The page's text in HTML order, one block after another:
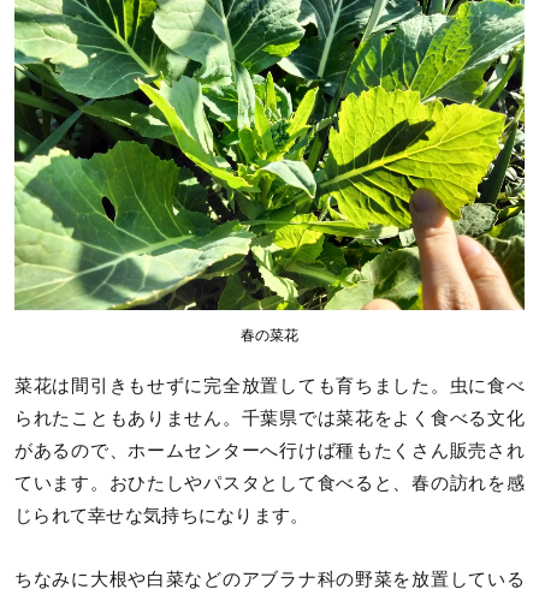
春の菜花
菜花は間引きもせずに完全放置しても育ちました。虫に食べ
られたこともありません。千葉県では菜花をよく食べる文化
があるので、ホームセンターへ行けば種もたくさん販売され
ています。おひたしやパスタとして食べると、春の訪れを感
じられて幸せな気持ちになります。
ちなみに大根や白菜などのアブラナ科の野菜を放置している